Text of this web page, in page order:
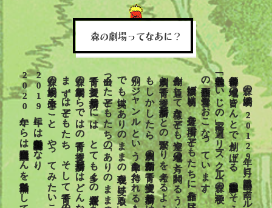
森の劇場ってなあに？
舞台俳優と地域の皆さんとで創り上げる、観客参加型の「そうさくげき」
私的学童「じいじの家」、週一フリースクール「森の学校」
の企画製作、運営をおこなっています。
創作を通して様々な子ども達や地域の方と関わるうちに、
もしかしたら、演劇の創作活動と子育て支援や居場所作りは
子育て支援と居場所作りには、とても多くの共通点があります。
2019年には特定非営利活動法人となり、
2020年からは元回春堂医院さんを活動拠点としてお借りし、